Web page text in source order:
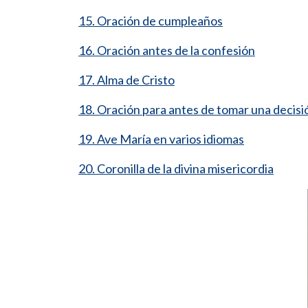
15. Oración de cumpleaños
16. Oración antes de la confesión
17. Alma de Cristo
18. Oración para antes de tomar una
19. Ave María en varios idiomas
20. Coronilla de la divina misericordia